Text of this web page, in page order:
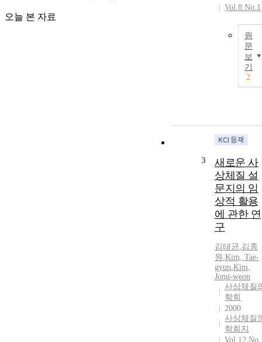
오늘 본 자료
Vol.8 No.1
원
문
보
기
2
3
새로운 사
상체질 설
문지의 임
상적 활용
에 관한 연
구
김태균,김종
원 ,Kim, Tae-
gyun,Kim,
Jong-weon
사상체질
학회
2000
사상체질
학회지
Vol.12